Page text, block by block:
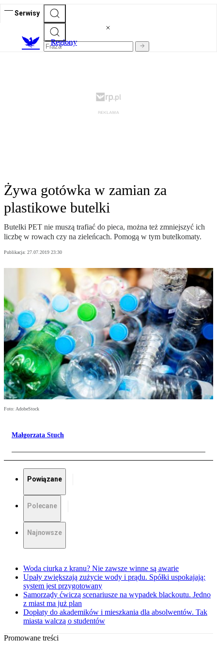
Serwisy
Regiony
Żywa gotówka w zamian za
plastikowe butelki
Butelki PET nie muszą trafiać do pieca, można też zmniejszyć ich
liczbę w rowach czy na zieleńcach. Pomogą w tym butelkomaty.
Publikacja: 27.07.2019 23:30
Foto: AdobeStock
Małgorzata Stuch
Powiązane
Polecane
Najnowsze
Woda ciurka z kranu? Nie zawsze winne są awarie
Upały zwiększają zużycie wody i prądu. Spółki uspokajają:
system jest przygotowany
Samorządy ćwiczą scenariusze na wypadek blackoutu. Jedno
z miast ma już plan
Dopłaty do akademików i mieszkania dla absolwentów. Tak
miasta walczą o studentów
Promowane treści